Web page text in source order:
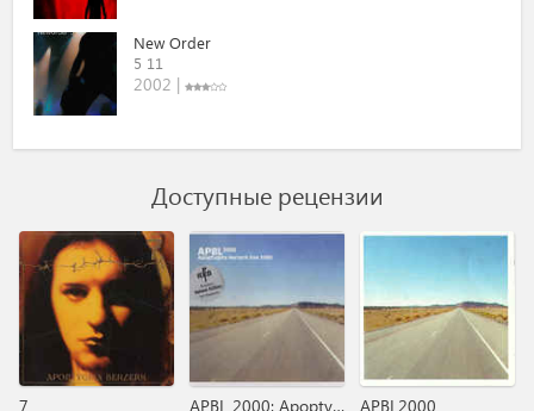
New Order
5 11
2002 |
Доступные рецензии
7 APBL 2000: Apoptygma Berzerk Live 2000 APBL2000